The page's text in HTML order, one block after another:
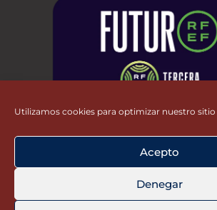
Utilizamos cookies para optimizar nuestro sitio
Acepto
Denegar